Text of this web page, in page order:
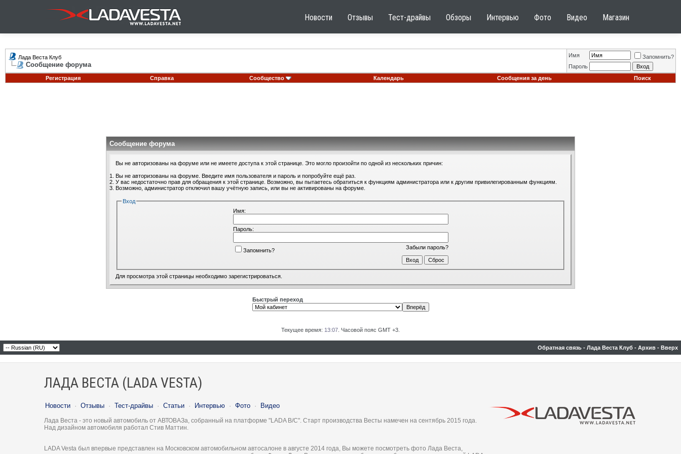
Новости Отзывы Тест-драйвы Обзоры Интервью Фото Видео Магазин
Лада Веста Клуб
Сообщение форума
Имя
Запомнить?
Пароль
Регистрация
Справка Сообщество Календарь Сообщения за день Поиск
Сообщение форума
Вы не авторизованы на форуме или не имеете доступа к этой странице. Это могло произойти по одной из нескольких причин:
Вы не авторизованы на форуме. Введите имя пользователя и пароль и попробуйте ещё раз.
У вас недостаточно прав для обращения к этой странице. Возможно, вы пытаетесь обратиться к функциям администратора или к другим привилегированным функциям.
Возможно, администратор отключил вашу учётную запись, или вы не активированы на форуме.
Вход
Имя:
Пароль:
Забыли пароль?
Запомнить?
Для просмотра этой страницы необходимо зарегистрироваться
Быстрый переход
Текущее время: 13:07 . Часовой пояс GMT +3.
Обратная связь - Лада Веста Клуб - Архив - Вверх
ЛАДА ВЕСТА (LADA VESTA)
Новости · Отзывы · Тест-драйвы · Статьи · Интервью · Фото · Видео
Лада Веста - это новый автомобиль от АВТОВАЗа, собранный на платформе "LADA B/C". Старт производства Весты намечен на сентябрь 2015 года.
Над дизайном автомобиля работал Стив Маттин.
LADA Vesta был впервые представлен на Московском автомобильном автосалоне в августе 2014 года, Вы можете посмотреть фото Лада Веста,